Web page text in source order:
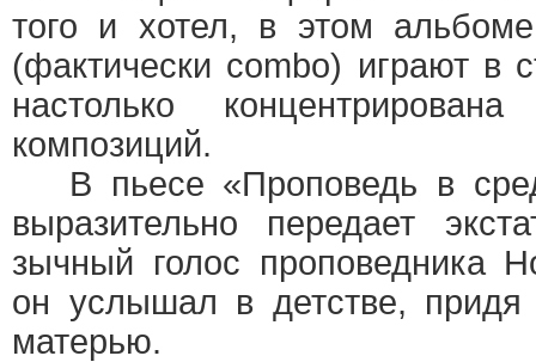
того и хотел, в этом
(фактически combo) играют в
настолько
композиций.
В пьесе «Проповедь в
выразительно передает
зычный голос проповедника
он услышал в детстве,
матерью.